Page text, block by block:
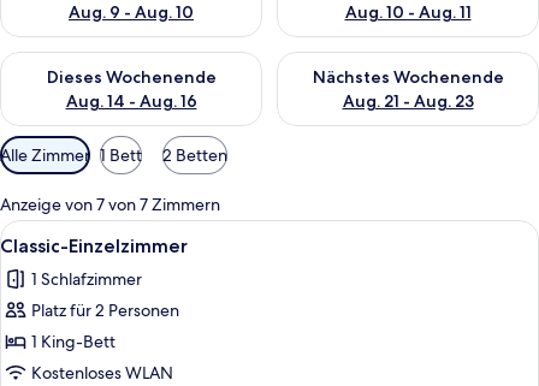
Aug. 9 - Aug. 10
Aug. 10 - Aug. 11
Dieses Wochenende
Aug. 14 - Aug. 16
Überprüfe die Verfügbarkeit für dieses Wochenende, Aug. 14
Nächstes Wochenende
Aug. 21 - Aug. 23
Überprüfe die Verfügbarkeit
Verfügbare
Filter
für
Zimmer
Alle Zimmer 1 Bett 2 Betten
Anzeige von 7 von 7 Zimmern
Alle
Fotos
für
Classic-
Einzelzimmer
anzeigen
Ein Schlafzimmer mit Bett, einer
7
Classic-Einzelzimmer
1 Schlafzimmer
Platz für 2 Personen
1 King-Bett
Kostenloses WLAN